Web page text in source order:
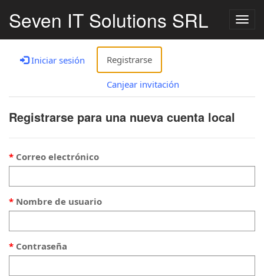
Seven IT Solutions SRL
Iniciar sesión Registrarse
Canjear invitación
Registrarse para una nueva cuenta local
Correo electrónico
Nombre de usuario
Contraseña